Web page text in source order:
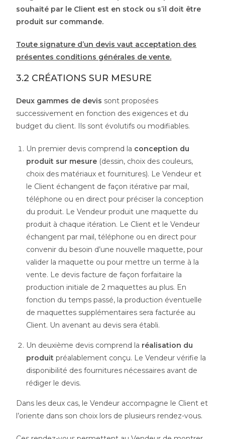
souhaité par le Client est en stock ou s’il doit être
produit sur commande.
Toute signature d’un devis vaut acceptation des
présentes conditions générales de vente.
3.2 CRÉATIONS SUR MESURE
Deux gammes de devis sont proposées
successivement en fonction des exigences et du
budget du client. Ils sont évolutifs ou modifiables.
Un premier devis comprend la conception du
produit sur mesure (dessin, choix des couleurs,
choix des matériaux et fournitures). Le Vendeur et
le Client échangent de façon itérative par mail,
téléphone ou en direct pour préciser la conception
du produit. Le Vendeur produit une maquette du
produit à chaque itération. Le Client et le Vendeur
échangent par mail, téléphone ou en direct pour
convenir du besoin d’une nouvelle maquette, pour
valider la maquette ou pour mettre un terme à la
vente. Le devis facture de façon forfaitaire la
production initiale de 2 maquettes au plus. En
fonction du temps passé, la production éventuelle
de maquettes supplémentaires sera facturée au
Client. Un avenant au devis sera établi.
Un deuxième devis comprend la réalisation du
produit préalablement conçu. Le Vendeur vérifie la
disponibilité des fournitures nécessaires avant de
rédiger le devis.
Dans les deux cas, le Vendeur accompagne le Client et
l’oriente dans son choix lors de plusieurs rendez-vous.